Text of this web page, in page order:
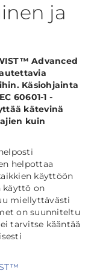
ja
Advanced
Käsiohjainta
60601-1 -
kätevinä
kuin
helpottaa
käyttöön
käyttö on
miellyttävästi
on suunniteltu
tarvitse kääntää